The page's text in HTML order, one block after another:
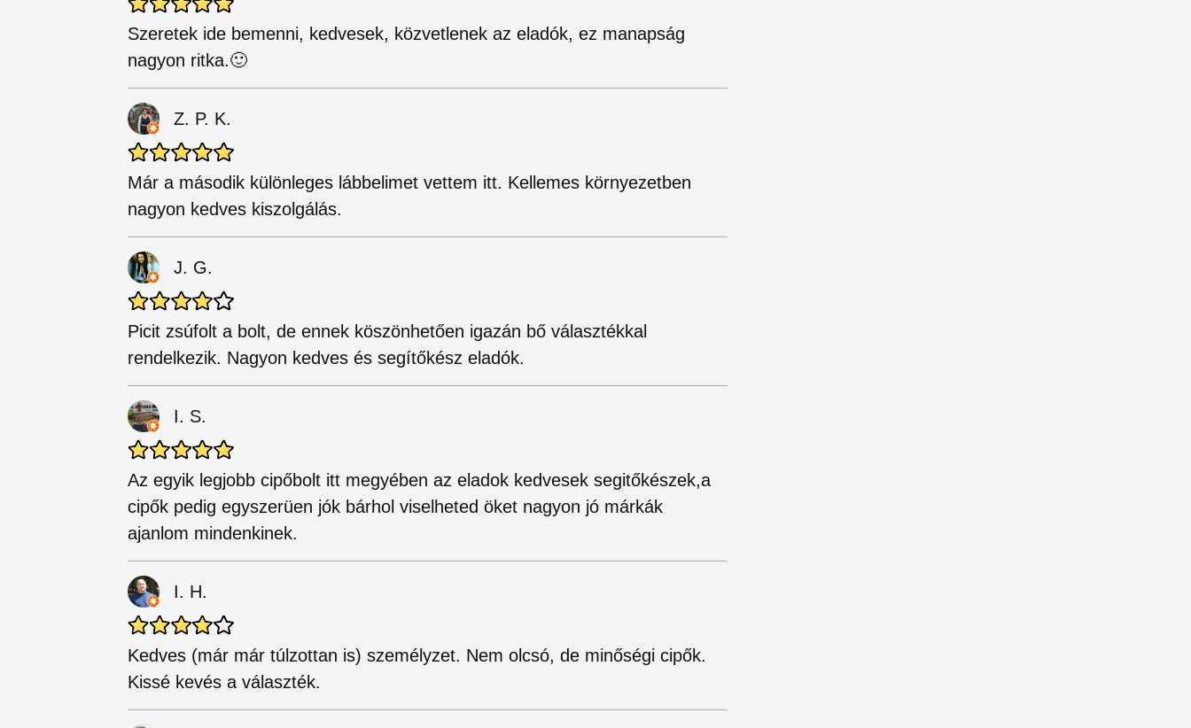
Szeretek ide bemenni, kedvesek, közvetlenek az eladók, ez manapság
nagyon ritka.🙂
Z. P. K.
Már a második különleges lábbelimet vettem itt. Kellemes környezetben
nagyon kedves kiszolgálás.
J. G.
Picit zsúfolt a bolt, de ennek köszönhetően igazán bő választékkal
rendelkezik. Nagyon kedves és segítőkész eladók.
I. S.
Az egyik legjobb cipőbolt itt megyében az eladok kedvesek segitőkészek,a
cipők pedig egyszerüen jók bárhol viselheted öket nagyon jó márkák
ajanlom mindenkinek.
I. H.
Kedves (már már túlzottan is) személyzet. Nem olcsó, de minőségi cipők.
Kissé kevés a választék.